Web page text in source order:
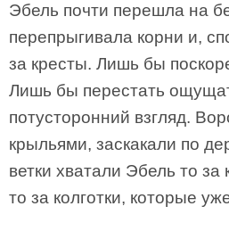
Эбель почти перешла на
перепрыгивала корни и,
за кресты. Лишь бы
Лишь бы перестать
потусторонний взгляд.
крыльями, заскакали по
ветки хватали Эбель то за
то за колготки, которые